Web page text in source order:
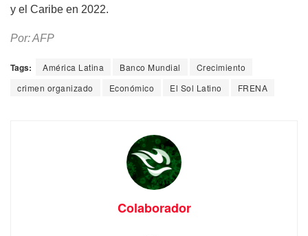
y el Caribe en 2022.
Por: AFP
Tags: América Latina Banco Mundial
Crecimiento
crimen organizado
Económico El Sol Latino FRENA
Colaborador